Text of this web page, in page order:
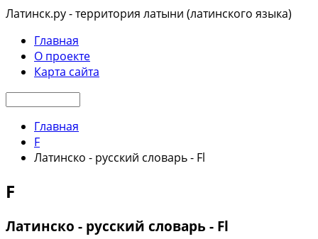
Латинск.ру - территория латыни (латинского языка)
Главная
О проекте
Карта сайта
Главная
F
Латинско - русский словарь - Fl
F
Латинско - русский словарь - Fl